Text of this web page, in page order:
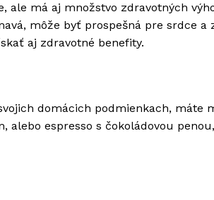
ale má aj množstvo zdravotných
môže byť prospešná pre srdce a
aj zdravotné benefity.
domácich podmienkach, máte
alebo espresso s čokoládovou